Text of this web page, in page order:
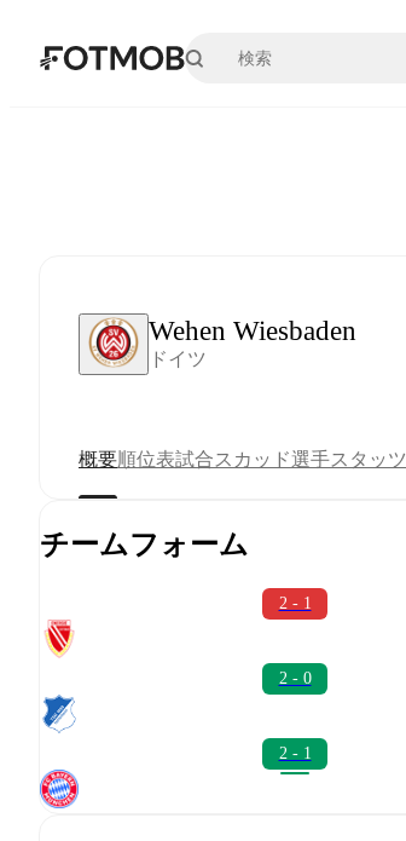
メインコンテンツへスキップ
Wehen Wiesbaden
ドイツ
概要順位表試合スカッド選手スタッツ
チームフォーム
2 - 1
2 - 0
2 - 1